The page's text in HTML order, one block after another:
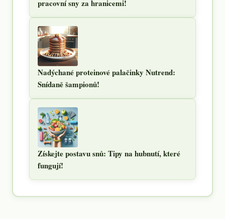
pracovní sny za hranicemi!
Nadýchané proteinové palačinky Nutrend:
Snídaně šampionů!
Získejte postavu snů: Tipy na hubnutí, které
fungují!